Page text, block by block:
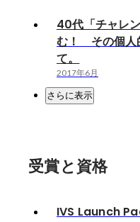
40代「チャレ
む！ その個人
て。
2017年6月
さらに表示
受賞と資格
IVS Launch